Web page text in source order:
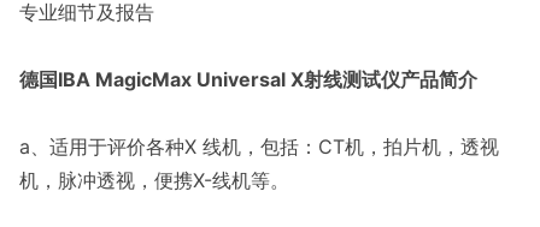
专业细节及报告
德国IBA MagicMax Universal X射线测试仪产品简介
a、适用于评价各种X 线机，包括：CT机，拍片机，透视
机，脉冲透视，便携X-线机等。